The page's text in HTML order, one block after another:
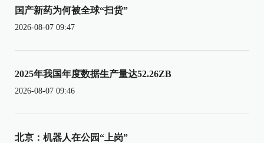
国产新药为何被全球“扫货”
2026-08-07 09:47
2025年我国年度数据生产量达52.26ZB
2026-08-07 09:46
北京：机器人在公园“上岗”